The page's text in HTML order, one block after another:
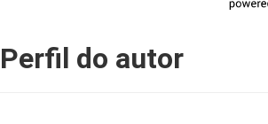
Perfil do autor